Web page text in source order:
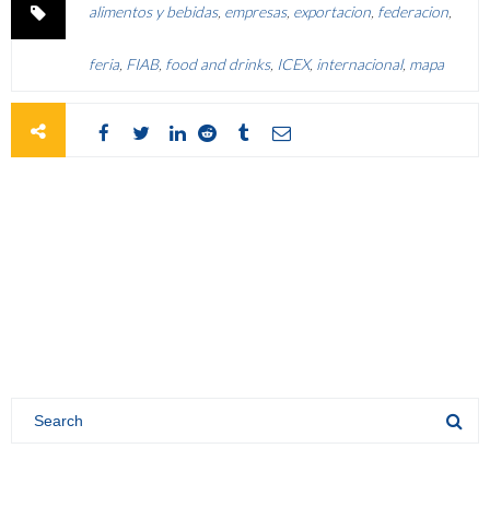
alimentos y bebidas, empresas, exportacion federacion
feria FIAB, food and drinks, ICEX, internacional, mapa